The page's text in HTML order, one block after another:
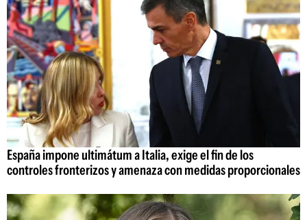
España impone ultimátum a Italia, exige el fin de los
controles fronterizos y amenaza con medidas proporcionales